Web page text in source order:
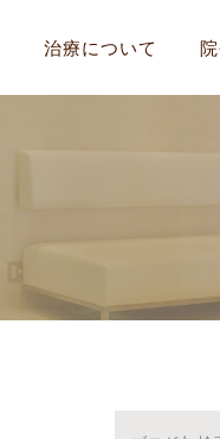
治療について